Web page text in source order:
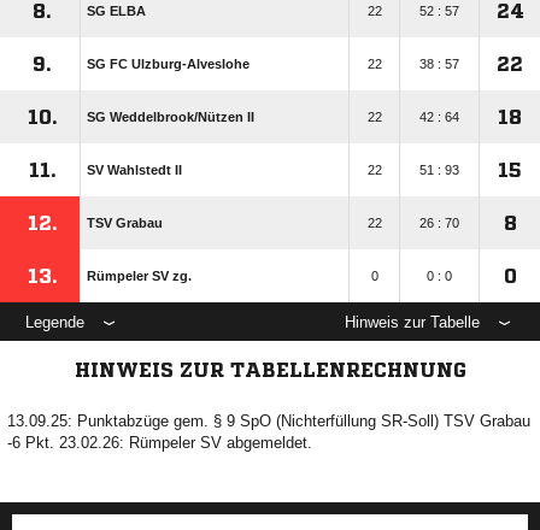
8. SG ELBA 22 52 : 57 24
9. SG FC Ulzburg-Alveslohe 22 38 : 57 22
10. SG Weddelbrook/​Nützen II 22 42 : 64 18
11. SV Wahlstedt II 22 51 : 93 15
12. TSV Grabau 22 26 : 70 8
13. Rümpeler SV zg. 0 0 : 0 0
Legende Hinweis zur Tabelle
HINWEIS ZUR TABELLENRECHNUNG
13.09.25: Punktabzüge gem. § 9 SpO (Nichterfüllung SR-Soll) TSV Grabau
-6 Pkt. 23.02.26: Rümpeler SV abgemeldet.
ANZEIGE